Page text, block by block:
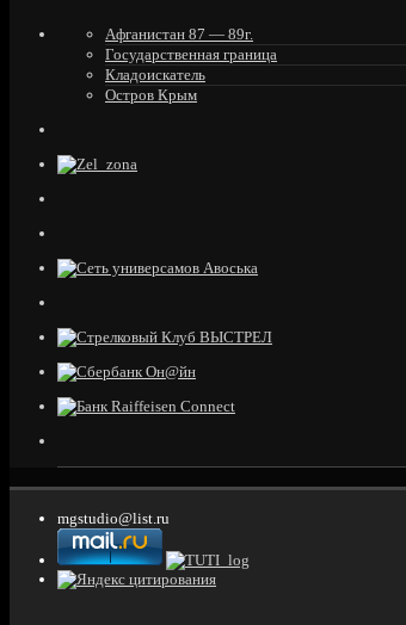
Афганистан 87 — 89г.
Государственная граница
Кладоискатель
Остров Крым
mgstudio@list.ru